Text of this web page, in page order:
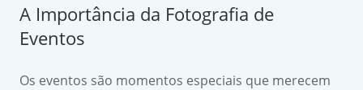
A Importância da Fotografia de
Eventos
Os eventos são momentos especiais que merecem